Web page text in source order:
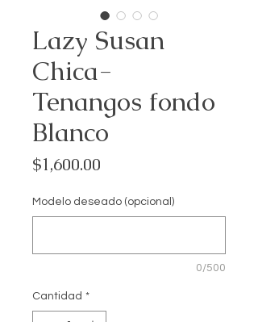
Lazy Susan
Chica-
Tenangos fondo
Blanco
$1,600.00
Modelo deseado (opcional)
0/500
Cantidad *